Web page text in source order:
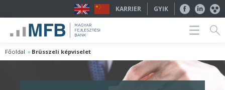
KARRIER GYIK
Főoldal Brüsszeli képviselet